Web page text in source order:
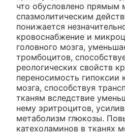
что обусловлено прямым
спазмолитическим
понижается
кровоснабжение и
головного мозга,
тромбоцитов,
реологических свойств
переносимость гипоксии
мозга, способствуя
тканям вследствие
нему эритроцитов,
метаболизм глюкозы.
катехоламинов в тканях